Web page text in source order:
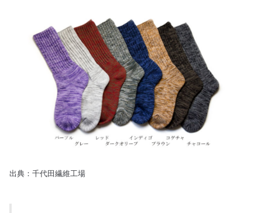
出典：千代田繊維工場